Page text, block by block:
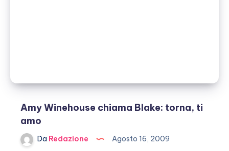
Amy Winehouse chiama Blake: torna, ti
amo
Da Redazione Agosto 16, 2009